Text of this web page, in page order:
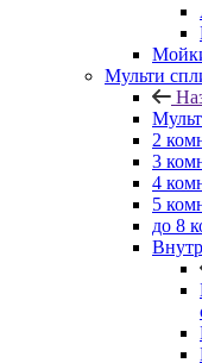
Мульти
2
3
4
5
до 8